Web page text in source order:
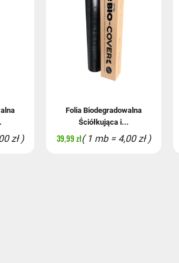
zł )
Folia Biodegradowalna
Ściółkująca i...
39,99 zł( 1 mb = 4,00 zł )